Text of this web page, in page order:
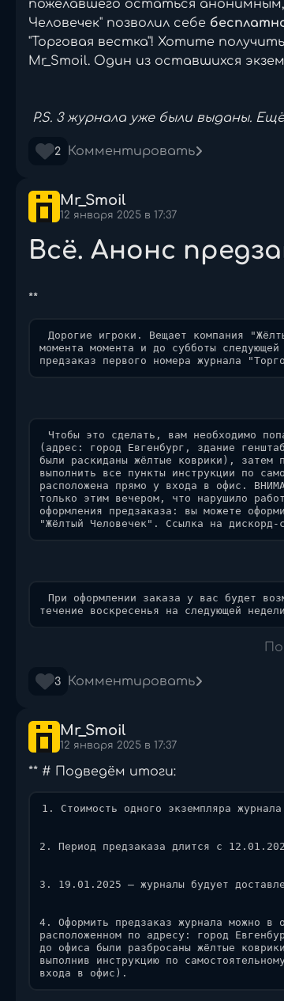
ваши предпочтения (тему, громкость и
посещений и взаимодействия с
https://discordapp.com/channels/
пожелавшего остаться
Человечек" позволил себе
"Торговая вестка"! Хотите
Mr_Smoil. Один из оставшихся
P.S. 3 журнала уже были выданы.
2 Комментировать
Mr_Smoil
12 января 2025 в 17:37
Всё. Анонс
**
Дорогие игроки. Вещает компания
момента момента и до субботы
предзаказ первого номера журнала
Чтобы это сделать, вам необходимо
(адрес: город Евгенбург, здание
были раскиданы жёлтые коврики), затем
выполнить все пункты инструкции по
расположена прямо у входа в офис.
только этим вечером, что нарушило
оформления предзаказа: вы можете
"Жёлтый Человечек". Ссылка на дискорд-
При оформлении заказа у вас будет
течение воскресенья на следующей
Cтоимость одного экземпляра журнала
Для тех, кто не
предоставляющее на своих страницах
сферой сервера.
3 Комментировать
Mr_Smoil
12 января 2025 в 17:37
** # Подведём итоги:
1. Стоимость одного экземпляра
2. Период предзаказа длится с
3. 19.01.2025 — журналы будует
4. Оформить предзаказ журнала можно в
расположенном по адресу: город
до офиса были разбросаны жёлтые
выполнив инструкцию по
входа в офис).